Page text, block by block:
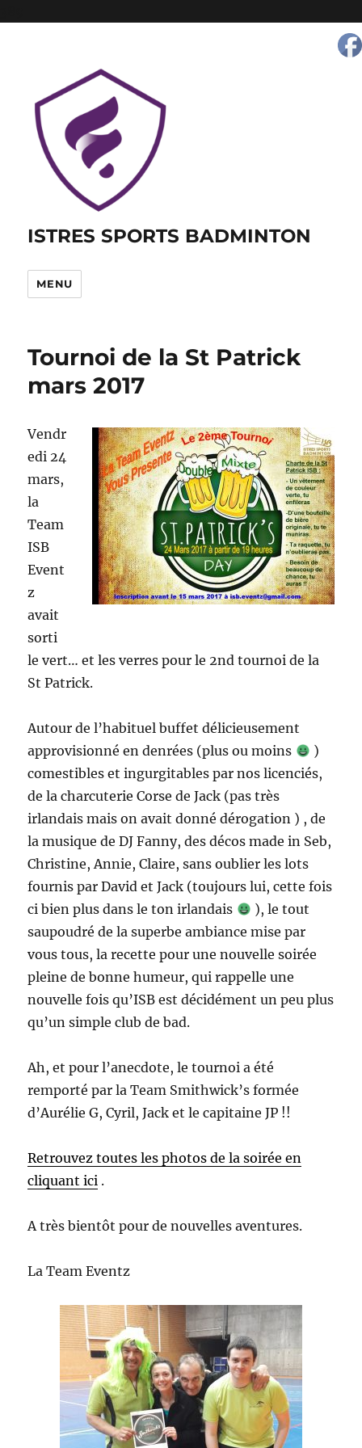
ISTRES SPORTS BADMINTON
MENU
Tournoi de la St Patrick
mars 2017
Vendr
edi 24
mars,
la
Team
ISB
Event
z
avait
sorti
le vert… et les verres pour le 2nd tournoi de la
St Patrick.
Autour de l’habituel buffet délicieusement
approvisionné en denrées (plus ou moins
)
comestibles et ingurgitables par nos licenciés,
de la charcuterie Corse de Jack (pas très
irlandais mais on avait donné dérogation ) , de
la musique de DJ Fanny, des décos made in Seb,
Christine, Annie, Claire, sans oublier les lots
fournis par David et Jack (toujours lui, cette fois
ci bien plus dans le ton irlandais
), le tout
saupoudré de la superbe ambiance mise par
vous tous, la recette pour une nouvelle soirée
pleine de bonne humeur, qui rappelle une
nouvelle fois qu’ISB est décidément un peu plus
qu’un simple club de bad.
Ah, et pour l’anecdote, le tournoi a été
remporté par la Team Smithwick’s formée
d’Aurélie G, Cyril, Jack et le capitaine JP !!
Retrouvez toutes les photos de la soirée en
cliquant ici .
A très bientôt pour de nouvelles aventures.
La Team Eventz